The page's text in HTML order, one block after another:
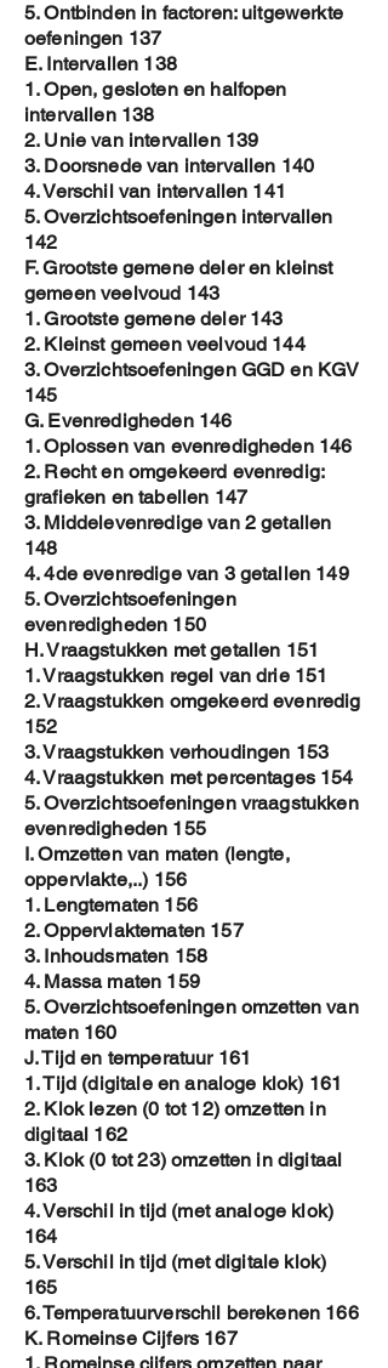
5. Ontbinden in factoren: uitgewerkte
oefeningen 137
E. Intervallen 138
1. Open, gesloten en halfopen
intervallen 138
2. Unie van intervallen 139
3. Doorsnede van intervallen 140
4. Verschil van intervallen 141
5. Overzichtsoefeningen intervallen
142
F. Grootste gemene deler en kleinst
gemeen veelvoud 143
1. Grootste gemene deler 143
2. Kleinst gemeen veelvoud 144
3. Overzichtsoefeningen GGD en KGV
145
G. Evenredigheden 146
1. Oplossen van evenredigheden 146
2. Recht en omgekeerd evenredig:
grafieken en tabellen 147
3. Middelevenredige van 2 getallen
148
4. 4de evenredige van 3 getallen 149
5. Overzichtsoefeningen
evenredigheden 150
H. Vraagstukken met getallen 151
1. Vraagstukken regel van drie 151
2. Vraagstukken omgekeerd evenredig
152
3. Vraagstukken verhoudingen 153
4. Vraagstukken met percentages 154
5. Overzichtsoefeningen vraagstukken
evenredigheden 155
I. Omzetten van maten (lengte,
oppervlakte,..) 156
1. Lengtematen 156
2. Oppervlaktematen 157
3. Inhoudsmaten 158
4. Massa maten 159
5. Overzichtsoefeningen omzetten van
maten 160
J. Tijd en temperatuur 161
1. Tijd (digitale en analoge klok) 161
2. Klok lezen (0 tot 12) omzetten in
digitaal 162
3. Klok (0 tot 23) omzetten in digitaal
163
4. Verschil in tijd (met analoge klok)
164
5. Verschil in tijd (met digitale klok)
165
6. Temperatuurverschil berekenen 166
K. Romeinse Cijfers 167